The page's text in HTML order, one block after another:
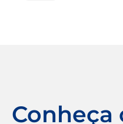
Conheça